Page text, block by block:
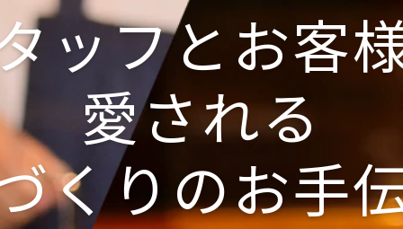
ッフとお客
愛される
くりのお手